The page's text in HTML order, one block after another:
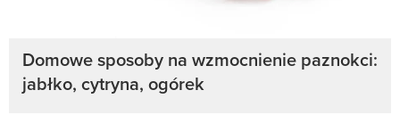
Domowe sposoby na wzmocnienie paznokci:
jabłko, cytryna, ogórek